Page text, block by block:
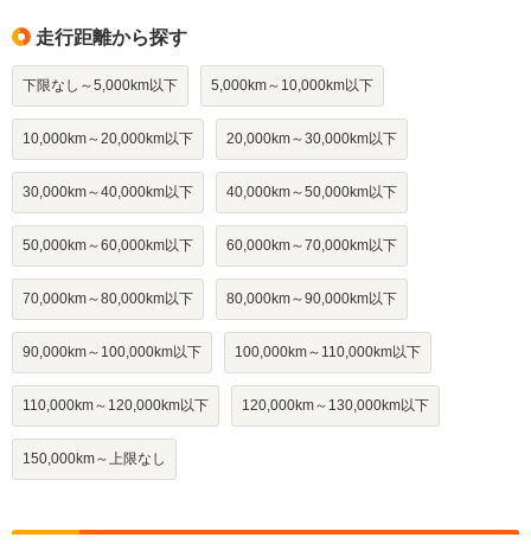
走行距離から探す
下限なし～5,000km以下 5,000km～10,000km以下
10,000km～20,000km以下 20,000km～30,000km以下
30,000km～40,000km以下 40,000km～50,000km以下
50,000km～60,000km以下 60,000km～70,000km以下
70,000km～80,000km以下 80,000km～90,000km以下
90,000km～100,000km以下 100,000km～110,000km以下
110,000km～120,000km以下 120,000km～130,000km以下
150,000km～上限なし